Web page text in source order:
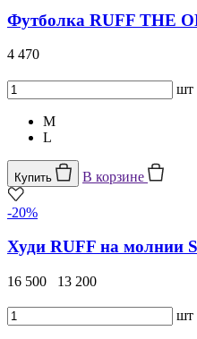
Футболка RUFF THE
4 470
шт
M
L
Купить В корзине
-20%
Худи RUFF на молнии
16 500 13 200
шт